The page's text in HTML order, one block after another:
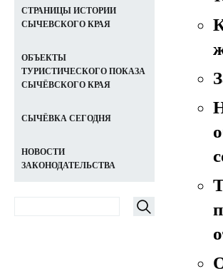
СТРАНИЦЫ ИСТОРИИ
СЫЧЕВСКОГО КРАЯ
ОБЪЕКТЫ
ТУРИСТИЧЕСКОГО ПОКАЗА
СЫЧЁВСКОГО КРАЯ
СЫЧЁВКА СЕГОДНЯ
НОВОСТИ
ЗАКОНОДАТЕЛЬСТВА